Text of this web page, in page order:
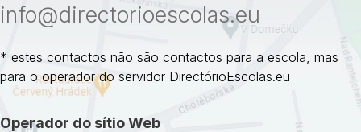
info@directorioescolas.eu
* estes contactos não são contactos para a escola, mas
para o operador do servidor DirectórioEscolas.eu
Operador do sítio Web